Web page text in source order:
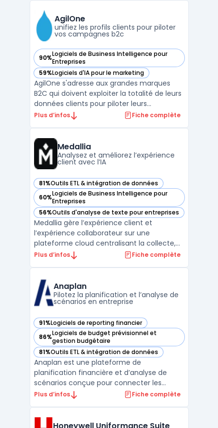
entreprises confrontées à la multiplication
des données et à la n ...
AgilOne
unifiez les profils clients pour piloter
vos campagnes b2c
90%Logiciels de Business Intelligence pour
Entreprises
— voir AgilOne dans cette catégorie
59%Logiciels d'IA pour le marketing
— voir AgilOne dans cette catégorie
AgilOne s'adresse aux grandes marques
B2C qui doivent exploiter la totalité de leurs
données clients pour piloter leurs
interactions sur plusieurs canaux. La gestion
jonglent avec les contacts physiques en
magasin, les tra ...
Plus d’infos Fiche complète
Medallia
Analysez et améliorez l’expérience
client avec l’IA
81%Outils ETL & intégration de données
— voir Medallia dans cette catégorie
60%Logiciels de Business Intelligence pour
Entreprises
— voir Medallia dans cette catégorie
56%Outils d'analyse de texte pour entreprises
— voir Medallia dans cette catégorie
Medallia gère l’expérience client et
l’expérience collaborateur sur une
plateforme cloud centralisant la collecte,
l'analyse et l'action sur différents types de
internes pilotent ainsi la qualité des
interactions en temps r ...
Plus d’infos Fiche complète
Anaplan
Pilotez la planification et l’analyse de
scénarios en entreprise
91%Logiciels de reporting financier
— voir Anaplan dans cette catégorie
86%Logiciels de budget prévisionnel et
gestion budgétaire
— voir Anaplan dans cette catégorie
81%Outils ETL & intégration de données
— voir Anaplan dans cette catégorie
Anaplan est une plateforme de
planification financière et d’analyse de
scénarios conçue pour connecter les
données, workflows métiers et utilisateurs
variés tout en prenant en compte des
Plus d’infos Fiche complète